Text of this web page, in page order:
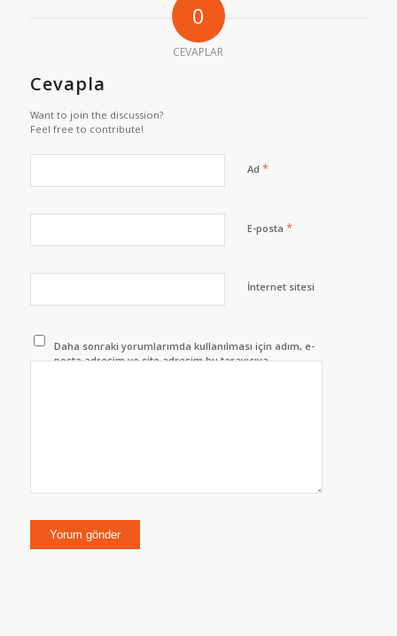
0
CEVAPLAR
Cevapla
Want to join the discussion?
Feel free to contribute!
Ad *
E-posta *
İnternet sitesi
Daha sonraki yorumlarımda kullanılması için adım, e-
posta adresim ve site adresim bu tarayıcıya